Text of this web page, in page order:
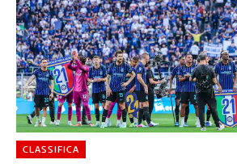
CLASSIFICA